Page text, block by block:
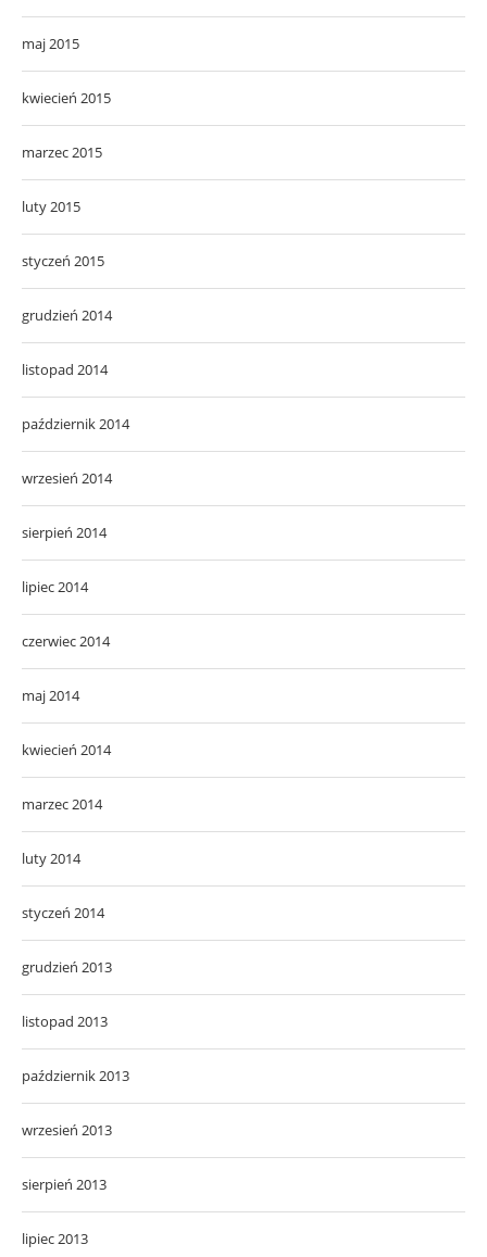
maj 2015
kwiecień 2015
marzec 2015
luty 2015
styczeń 2015
grudzień 2014
listopad 2014
październik 2014
wrzesień 2014
sierpień 2014
lipiec 2014
czerwiec 2014
maj 2014
kwiecień 2014
marzec 2014
luty 2014
styczeń 2014
grudzień 2013
listopad 2013
październik 2013
wrzesień 2013
sierpień 2013
lipiec 2013